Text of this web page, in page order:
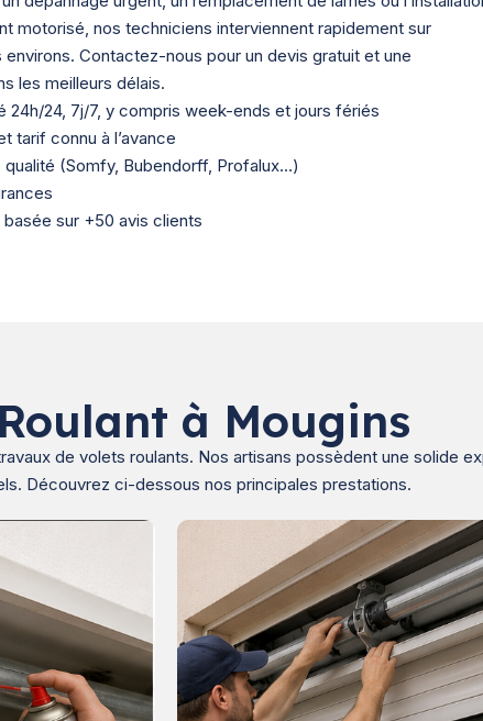
motorisé, nos techniciens interviennent rapidement sur
Contactez-nous pour un devis gratuit et une
les meilleurs délais.
24h/24, 7j/7, y compris week-ends et jours fériés
tarif connu à l’avance
qualité (Somfy, Bubendorff, Profalux…)
basée sur +50 avis clients
à Mougins
de volets roulants. Nos artisans possèdent une solide
Découvrez ci-dessous nos principales prestations.